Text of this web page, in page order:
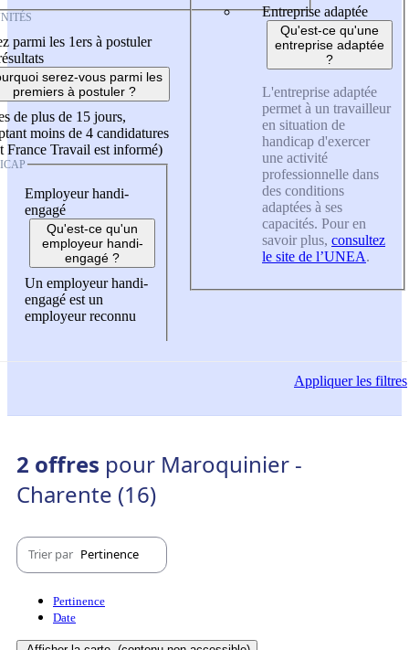
parmi les 1ers à postuler
serez-vous parmi les
premiers à postuler ?
de plus de 15 jours,
moins de 4 candidatures
France Travail est informé)
Employeur handi-
engagé
Qu'est-ce qu'un
employeur handi-
engagé ?
Un employeur handi-
engagé est un
employeur reconnu
Entreprise adaptée
Qu'est-ce qu'une
entreprise adaptée
?
L'entreprise adaptée
permet à un travailleur
en situation de
handicap d'exercer
une activité
professionnelle dans
des conditions
adaptées à ses
capacités. Pour en
savoir plus, consultez
le site de l’UNEA.
Appliquerles filtres
2 offres pour Maroquinier -
Charente (16)
Trier par Pertinence
Pertinence
Date